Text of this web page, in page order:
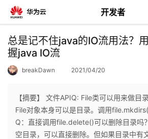
开发者
返
回
个
总是记不住java的IO流用法？
握java IO流
breakDawn 2021/04/20
【摘要】 文件APIQ: File类可以用来做目
File对象本身可以是目录。调用
Q：直接调用file.delete()可以删除目录吗
空目录，可以直接删除。但如果目录中有